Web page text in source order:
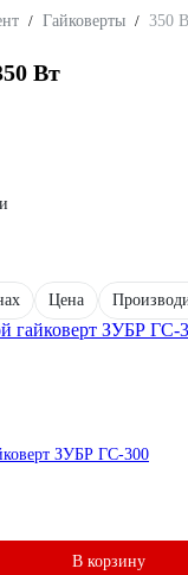
/ Гайковерты / 350
Вт
Цена
ЗУБР ГС-300
В корзину